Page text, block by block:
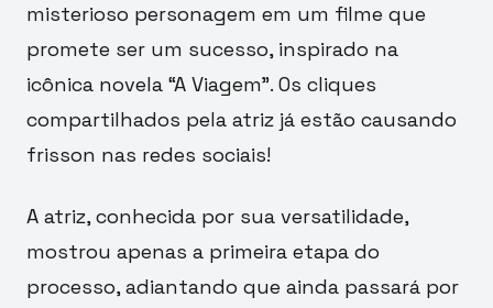
misterioso personagem em um filme que
promete ser um sucesso, inspirado na
icônica novela “A Viagem”. Os cliques
compartilhados pela atriz já estão causando
frisson nas redes sociais!
A atriz, conhecida por sua versatilidade,
mostrou apenas a primeira etapa do
processo, adiantando que ainda passará por